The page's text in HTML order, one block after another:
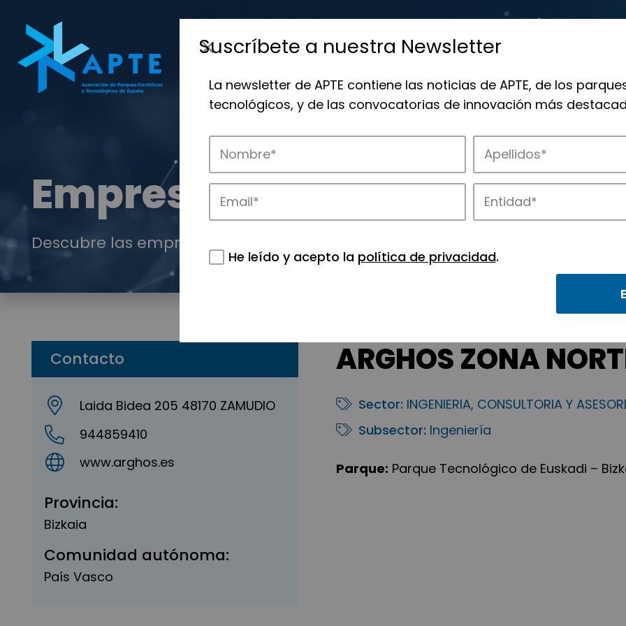
Empresas
Descubre las empresas que impulsan la innovación en los parques de APTE.
Contacto
Laida Bidea 205 48170 ZAMUDIO
944859410
www.arghos.es
Provincia:
Bizkaia
Comunidad autónoma:
País Vasco
ARGHOS ZONA
Sector: INGENIERIA, CONSULTORIA Y
Subsector: Ingeniería
Parque: Parque Tecnológico de Euskadi –
Suscríbete a nuestra Newsletter
La newsletter de APTE contiene las noticias de APTE, de los
tecnológicos, y de las convocatorias de innovación más
He leído y acepto la política de privacidad.